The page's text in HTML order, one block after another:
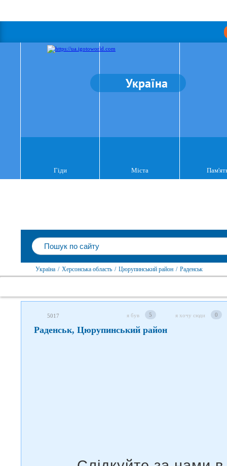
Україна
Гіди Міста
Україна / Херсонська область / Цюрупинський район / Раденськ
5017 я був 5 я хочу сюди 0
Раденськ, Цюрупинський район